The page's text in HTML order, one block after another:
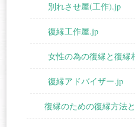
別れさせ屋(工作).jp
復縁工作屋.jp
女性の為の復縁と復縁
復縁アドバイザー.jp
復縁のための復縁方法